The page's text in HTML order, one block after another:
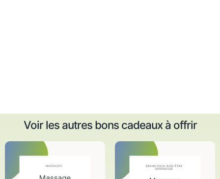
Voir les autres bons cadeaux à offrir